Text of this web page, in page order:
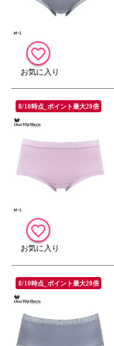
8/10時点_ポイント最大20倍
8/10時点_ポイント最大20倍